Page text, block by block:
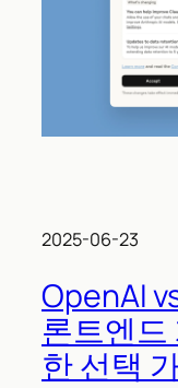
2025-06-23
OpenAI
론트엔드
한 선택